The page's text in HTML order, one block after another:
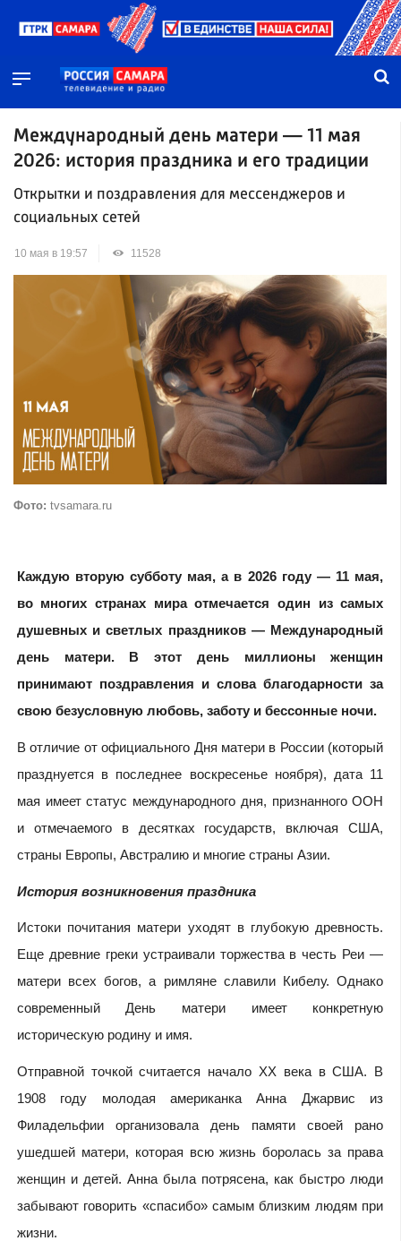
Международный день матери — 11 мая
2026: история праздника и его традиции
Открытки и поздравления для мессенджеров и
социальных сетей
10 мая в 19:57 11528
Фото: tvsamara.ru
Каждую вторую субботу мая, а в 2026 году — 11 мая,
во многих странах мира отмечается один из самых
душевных и светлых праздников — Международный
день матери. В этот день миллионы женщин
принимают поздравления и слова благодарности за
свою безусловную любовь, заботу и бессонные ночи.
В отличие от официального Дня матери в России (который
празднуется в последнее воскресенье ноября), дата 11
мая имеет статус международного дня, признанного ООН
и отмечаемого в десятках государств, включая США,
страны Европы, Австралию и многие страны Азии.
История возникновения праздника
Истоки почитания матери уходят в глубокую древность.
Еще древние греки устраивали торжества в честь Реи —
матери всех богов, а римляне славили Кибелу. Однако
современный День матери имеет конкретную
историческую родину и имя.
Отправной точкой считается начало XX века в США. В
1908 году молодая американка Анна Джарвис из
Филадельфии организовала день памяти своей рано
ушедшей матери, которая всю жизнь боролась за права
женщин и детей. Анна была потрясена, как быстро люди
забывают говорить «спасибо» самым близким людям при
жизни.